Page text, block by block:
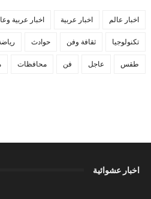
اخبار عالم اخبار عربية اخبار عربية
تكنولوجيا ثقافة وفن حوادث
طقس عاجل فن محافظات
اخبار عشوائية